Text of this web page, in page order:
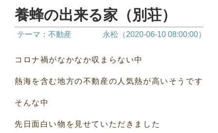
養蜂の出来る家（別荘）
テーマ：不動産 永松（2020-06-10 08:00:00）
コロナ禍がなかなか収まらない中
熱海を含む地方の不動産の人気熱が高いそうです
そんな中
先日面白い物を見せていただきました